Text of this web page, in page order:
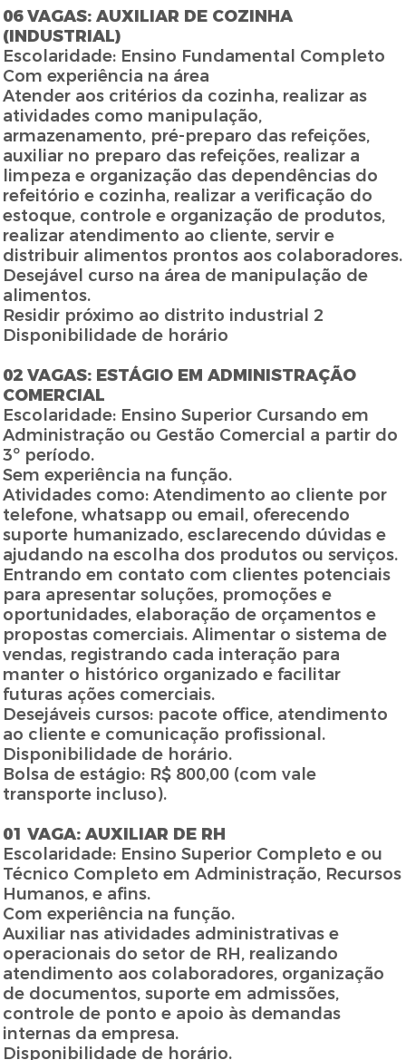
06 VAGAS: AUXILIAR DE COZINHA
(INDUSTRIAL)
Escolaridade: Ensino Fundamental Completo
Com experiência na área
Atender aos critérios da cozinha, realizar as
atividades como manipulação,
armazenamento, pré-preparo das refeições,
auxiliar no preparo das refeições, realizar a
limpeza e organização das dependências do
refeitório e cozinha, realizar a verificação do
estoque, controle e organização de produtos,
realizar atendimento ao cliente, servir e
distribuir alimentos prontos aos colaboradores.
Desejável curso na área de manipulação de
alimentos.
Residir próximo ao distrito industrial 2
Disponibilidade de horário
02 VAGAS: ESTÁGIO EM ADMINISTRAÇÃO
COMERCIAL
Escolaridade: Ensino Superior Cursando em
Administração ou Gestão Comercial a partir do
3º período.
Sem experiência na função.
Atividades como: Atendimento ao cliente por
telefone, whatsapp ou email, oferecendo
suporte humanizado, esclarecendo dúvidas e
ajudando na escolha dos produtos ou serviços.
Entrando em contato com clientes potenciais
para apresentar soluções, promoções e
oportunidades, elaboração de orçamentos e
propostas comerciais. Alimentar o sistema de
vendas, registrando cada interação para
manter o histórico organizado e facilitar
futuras ações comerciais.
Desejáveis cursos: pacote office, atendimento
ao cliente e comunicação profissional.
Disponibilidade de horário.
Bolsa de estágio: R$ 800,00 (com vale
transporte incluso).
01 VAGA: AUXILIAR DE RH
Escolaridade: Ensino Superior Completo e ou
Técnico Completo em Administração, Recursos
Humanos, e afins.
Com experiência na função.
Auxiliar nas atividades administrativas e
operacionais do setor de RH, realizando
atendimento aos colaboradores, organização
de documentos, suporte em admissões,
controle de ponto e apoio às demandas
internas da empresa.
Disponibilidade de horário.